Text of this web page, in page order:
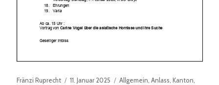
Autor
Fränzi Ruprecht
Veröffentlicht
11. Januar 2025 Kategorien
Allgemein ,Anlass ,Kanton